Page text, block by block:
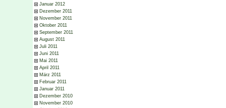
Januar 2012
Dezember 2011
November 2011
Oktober 2011
September 2011
August 2011
Juli 2011
Juni 2011
Mai 2011
April 2011
März 2011
Februar 2011
Januar 2011
Dezember 2010
November 2010